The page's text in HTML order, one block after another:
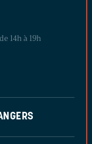
14h à 19h